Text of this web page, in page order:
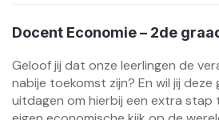
Docent Economie – 2de
Geloof jij dat onze leerlingen de
nabije toekomst zijn? En wil jij deze
uitdagen om hierbij een extra stap